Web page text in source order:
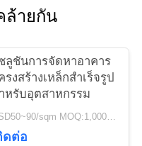
ายกัน
ลูชันการจัดหาอาคาร
รงสร้างเหล็กสำเร็จรูป
หรับอุตสาหกรรม
USD50~90/sqm MOQ:1,000 ตร.ม
ดต่อ